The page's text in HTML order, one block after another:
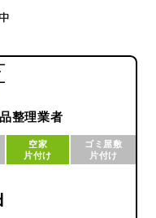
整理業者
空家
片付け
ゴミ屋敷
片付け